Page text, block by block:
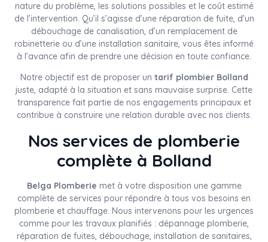
nature du problème, les solutions possibles et le coût estimé
de l’intervention. Qu’il s’agisse d’une réparation de fuite, d’un
débouchage de canalisation, d’un remplacement de
robinetterie ou d’une installation sanitaire, vous êtes informé
à l’avance afin de prendre une décision en toute confiance.
Notre objectif est de proposer un tarif plombier Bolland
juste, adapté à la situation et sans mauvaise surprise. Cette
transparence fait partie de nos engagements principaux et
contribue à construire une relation durable avec nos clients.
Nos services de plomberie
complète à Bolland
Belga Plomberie met à votre disposition une gamme
complète de services pour répondre à tous vos besoins en
plomberie et chauffage. Nous intervenons pour les urgences
comme pour les travaux planifiés : dépannage plomberie,
réparation de fuites, débouchage, installation de sanitaires,